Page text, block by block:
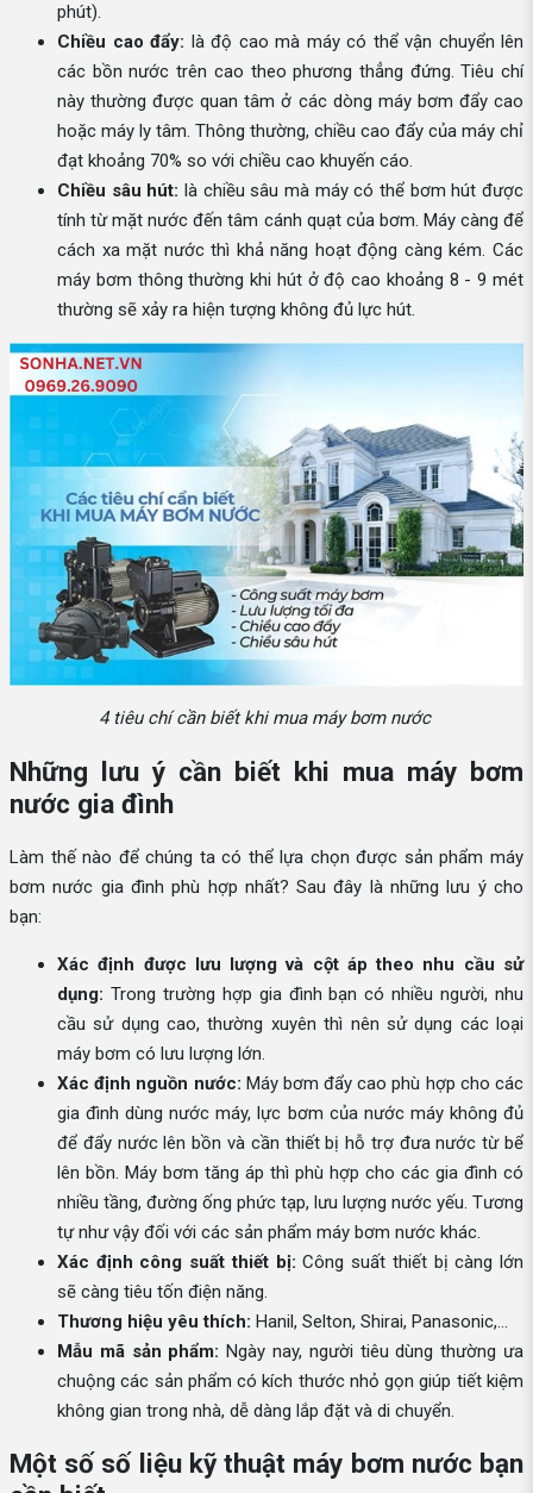
phút).
Chiều cao đẩy: là độ cao mà máy có thể vận chuyển lên
các bồn nước trên cao theo phương thẳng đứng. Tiêu chí
này thường được quan tâm ở các dòng máy bơm đẩy cao
hoặc máy ly tâm. Thông thường, chiều cao đẩy của máy chỉ
đạt khoảng 70% so với chiều cao khuyến cáo.
Chiều sâu hút: là chiều sâu mà máy có thể bơm hút được
tính từ mặt nước đến tâm cánh quạt của bơm. Máy càng để
cách xa mặt nước thì khả năng hoạt động càng kém. Các
máy bơm thông thường khi hút ở độ cao khoảng 8 - 9 mét
thường sẽ xảy ra hiện tượng không đủ lực hút.
4 tiêu chí cần biết khi mua máy bơm nước
Những lưu ý cần biết khi mua máy bơm
nước gia đình
Làm thế nào để chúng ta có thể lựa chọn được sản phẩm máy
bơm nước gia đình phù hợp nhất? Sau đây là những lưu ý cho
bạn:
Xác định được lưu lượng và cột áp theo nhu cầu sử
dụng: Trong trường hợp gia đình bạn có nhiều người, nhu
cầu sử dụng cao, thường xuyên thì nên sử dụng các loại
máy bơm có lưu lượng lớn.
Xác định nguồn nước: Máy bơm đẩy cao phù hợp cho các
gia đình dùng nước máy, lực bơm của nước máy không đủ
để đẩy nước lên bồn và cần thiết bị hỗ trợ đưa nước từ bể
lên bồn. Máy bơm tăng áp thì phù hợp cho các gia đình có
nhiều tầng, đường ống phức tạp, lưu lượng nước yếu. Tương
tự như vậy đối với các sản phẩm máy bơm nước khác.
Xác định công suất thiết bị: Công suất thiết bị càng lớn
sẽ càng tiêu tốn điện năng.
Thương hiệu yêu thích: Hanil, Selton, Shirai, Panasonic,...
Mẫu mã sản phẩm: Ngày nay, người tiêu dùng thường ưa
chuộng các sản phẩm có kích thước nhỏ gọn giúp tiết kiệm
không gian trong nhà, dễ dàng lắp đặt và di chuyển.
Một số số liệu kỹ thuật máy bơm nước bạn